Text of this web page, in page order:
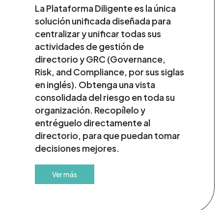
La Plataforma Diligente es la única
solución unificada diseñada para
centralizar y unificar todas sus
actividades de gestión de
directorio y GRC (Governance,
Risk, and Compliance, por sus siglas
en inglés). Obtenga una vista
consolidada del riesgo en toda su
organización. Recopílelo y
entréguelo directamente al
directorio, para que puedan tomar
decisiones mejores.
Ver más